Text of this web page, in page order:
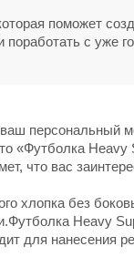
поможет
с уже
персональный
«Футболка
что вас
хлопка без
Heavy
для нанесения